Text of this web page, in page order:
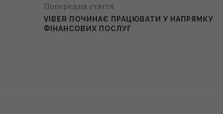
Попередня стаття
VIBER ПОЧИНАЄ ПРАЦЮВАТИ У НАПРЯМКУ
ФІНАНСОВИХ ПОСЛУГ